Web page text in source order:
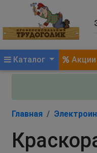
Каталог (current)Акции
Главная